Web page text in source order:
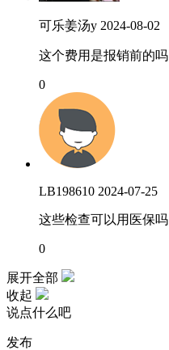
可乐姜汤y 2024-08-02
这个费用是报销前的吗
0
LB198610 2024-07-25
这些检查可以用医保吗
0
展开全部
收起
说点什么吧
发布